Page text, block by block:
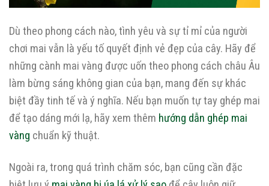
Dù theo phong cách nào, tình yêu và sự tỉ mỉ của người
chơi mai vẫn là yếu tố quyết định vẻ đẹp của cây. Hãy để
những cành mai vàng được uốn theo phong cách châu Âu
làm bừng sáng không gian của bạn, mang đến sự khác
biệt đầy tinh tế và ý nghĩa. Nếu bạn muốn tự tay ghép mai
để tạo dáng mới lạ, hãy xem thêm hướng dẫn ghép mai
vàng chuẩn kỹ thuật.
Ngoài ra, trong quá trình chăm sóc, bạn cũng cần đặc